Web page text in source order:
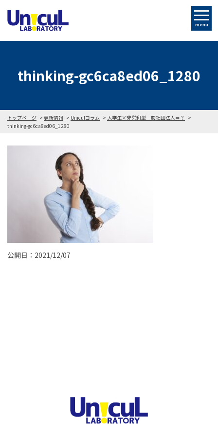
menu
thinking-gc6ca8ed06_1280
トップページ 更新情報 Uniculコラム
大学生×非営利型一般社団法人＝？
thinking-gc6ca8ed06_1280
公開日：2021/12/07